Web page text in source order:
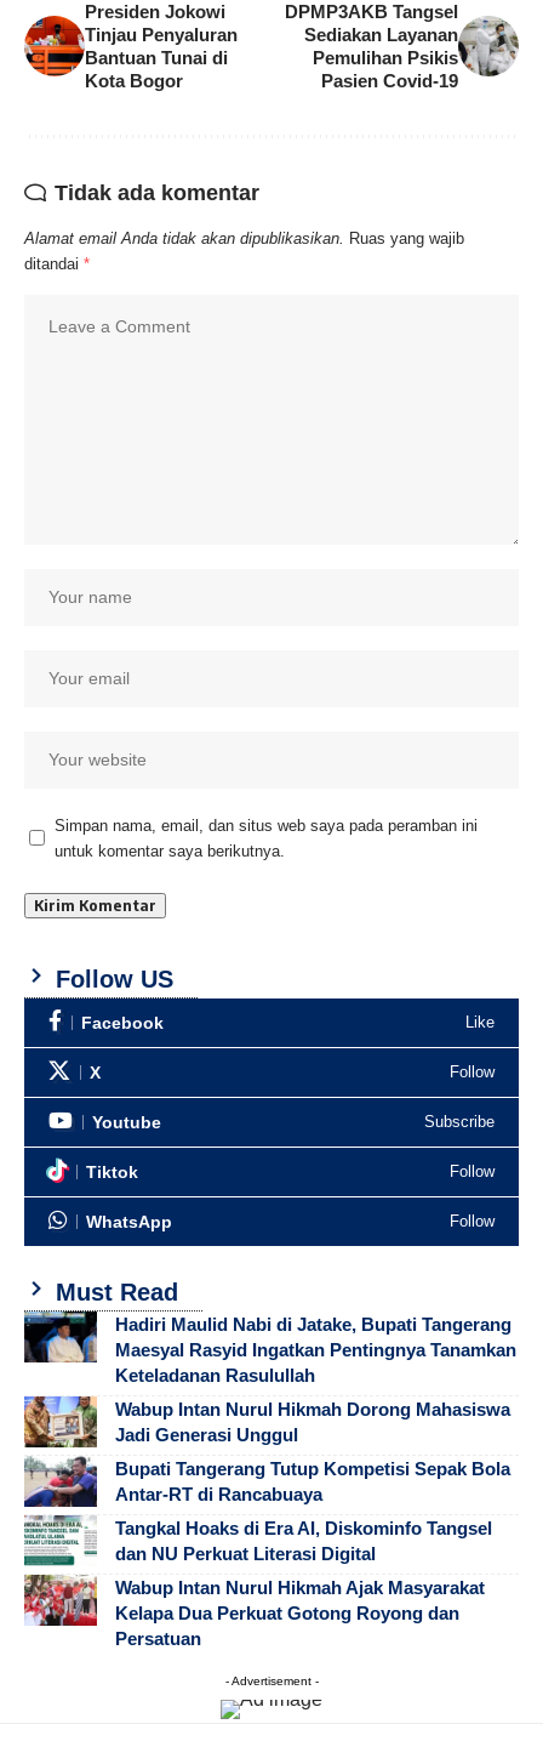
Presiden Jokowi
Tinjau Penyaluran
Bantuan Tunai di
Kota Bogor
DPMP3AKB Tangsel
Sediakan Layanan
Pemulihan Psikis
Pasien Covid-19
Tidak ada komentar
Alamat email Anda tidak akan dipublikasikan. Ruas yang wajib
ditandai *
Simpan nama, email, dan situs web saya pada peramban ini
untuk komentar saya berikutnya.
Follow US
Facebook Like
X Follow
Youtube Subscribe
Tiktok Follow
WhatsApp Follow
Must Read
Hadiri Maulid Nabi di Jatake, Bupati Tangerang
Maesyal Rasyid Ingatkan Pentingnya Tanamkan
Keteladanan Rasulullah
Wabup Intan Nurul Hikmah Dorong Mahasiswa
Jadi Generasi Unggul
Bupati Tangerang Tutup Kompetisi Sepak Bola
Antar-RT di Rancabuaya
Tangkal Hoaks di Era AI, Diskominfo Tangsel
dan NU Perkuat Literasi Digital
Wabup Intan Nurul Hikmah Ajak Masyarakat
Kelapa Dua Perkuat Gotong Royong dan
Persatuan
- Advertisement -